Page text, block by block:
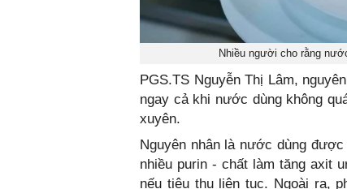
Nhiều người cho rằng
PGS.TS Nguyễn Thị Lâm,
ngay cả khi nước dùng không
xuyên.
Nguyên nhân là nước dùng
nhiều purin - chất làm tăng axit
nếu tiêu thụ liên tục. Ngoài ra,